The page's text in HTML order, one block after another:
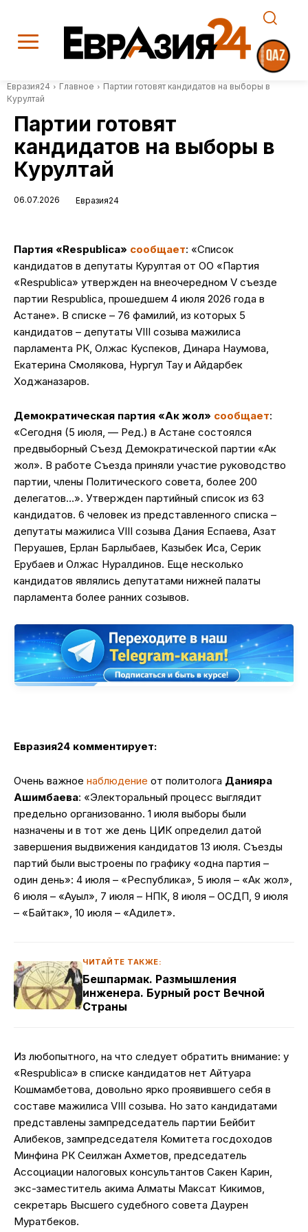
Евразия24 Главное
Партии готовят кандидатов на выборы в
Курултай
Партии готовят
кандидатов на выборы в
Курултай
06.07.2026 Евразия24
Партия «Respublica» сообщает: «Список
кандидатов в депутаты Курултая от ОО «Партия
«Respublica» утвержден на внеочередном V съезде
партии Respublica, прошедшем 4 июля 2026 года в
Астане». В списке – 76 фамилий, из которых 5
кандидатов – депутаты VIII созыва мажилиса
парламента РК, Олжас Куспеков, Динара Наумова,
Екатерина Смолякова, Нургул Тау и Айдарбек
Ходжаназаров.
Демократическая партия «Ак жол» сообщает:
«Сегодня (5 июля, — Ред.) в Астане состоялся
предвыборный Съезд Демократической партии «Ак
жол». В работе Съезда приняли участие руководство
партии, члены Политического совета, более 200
делегатов…». Утвержден партийный список из 63
кандидатов. 6 человек из представленного списка –
депутаты мажилиса VIII созыва Дания Еспаева, Азат
Перуашев, Ерлан Барлыбаев, Казыбек Иса, Серик
Ерубаев и Олжас Нуралдинов. Еще несколько
кандидатов являлись депутатами нижней палаты
парламента более ранних созывов.
Евразия24 комментирует:
Очень важное наблюдение от политолога Данияра
Ашимбаева: «Электоральный процесс выглядит
предельно организованно. 1 июля выборы были
назначены и в тот же день ЦИК определил датой
завершения выдвижения кандидатов 13 июля. Съезды
партий были выстроены по графику «одна партия –
один день»: 4 июля – «Республика», 5 июля – «Ак жол»,
6 июля – «Ауыл», 7 июля – НПК, 8 июля – ОСДП, 9 июля
– «Байтак», 10 июля – «Адилет».
ЧИТАЙТЕ ТАКЖЕ:
Бешпармак. Размышления
инженера. Бурный рост Вечной
Страны
Из любопытного, на что следует обратить внимание: у
«Respublica» в списке кандидатов нет Айтуара
Кошмамбетова, довольно ярко проявившего себя в
составе мажилиса VIII созыва. Но зато кандидатами
представлены зампредседатель партии Бейбит
Алибеков, зампредседателя Комитета госдоходов
Минфина РК Сеилжан Ахметов, председатель
Ассоциации налоговых консультантов Сакен Карин,
экс-заместитель акима Алматы Максат Кикимов,
секретарь Высшего судебного совета Даурен
Муратбеков.